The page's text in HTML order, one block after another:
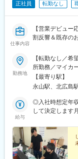
正社員 転勤なし
仕事内容
【営業デビュ
割反響＆既存の
勤務地
【転勤なし／
所勤務／マイカ
所】北海道旭川
道空知郡南幌町
防止対策：あり
【最寄り駅】
永山駅、北広島
給与
◎入社時想定年
して決定します